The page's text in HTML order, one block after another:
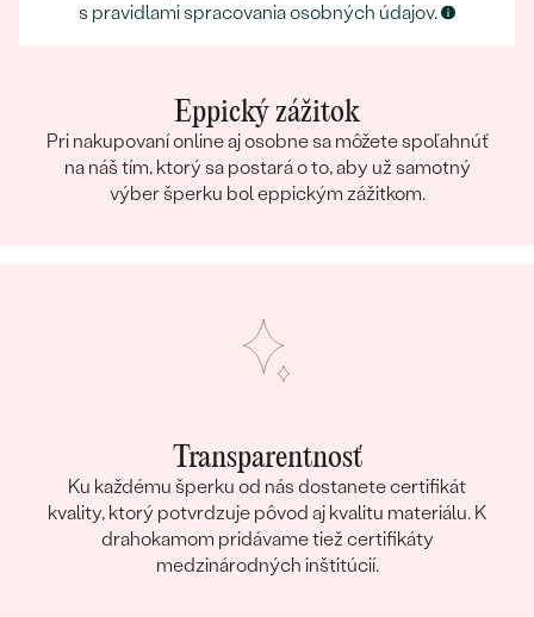
Eppický zážitok
Pri nakupovaní online aj osobne sa môžete spoľahnúť
na náš tím, ktorý sa postará o to, aby už samotný
výber šperku bol eppickým zážitkom.
Transparentnosť
Ku každému šperku od nás dostanete certifikát
kvality, ktorý potvrdzuje pôvod aj kvalitu materiálu. K
drahokamom pridávame tiež certifikáty
medzinárodných inštitúcií.
s pravidlami spracovania osobných údajov.